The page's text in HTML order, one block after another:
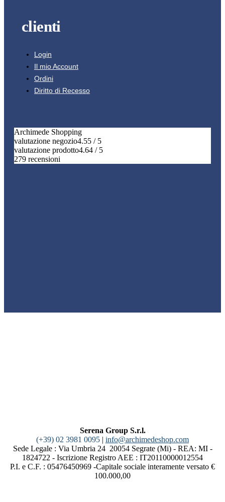
clienti
Login
Il mio Account
Ordini
Diritto di Recesso
Archimede Shopping
valutazione negozio4.55 / 5
valutazione prodotto4.64 / 5
279 recensioni
Serena Group S.r.l.
(+39) 02 3981 0095 | info@archimedeshop.com
Sede Legale : Via Umbria 24 20054 Segrate (Mi) - REA: MI -
1824722 - Iscrizione Registro AEE : IT20110000012554
P.I. e C.F. : 05476450969 -Capitale sociale interamente versato €
100.000,00